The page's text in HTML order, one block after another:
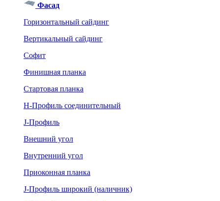
Фасад
Горизонтальный сайдинг
Вертикальный сайдинг
Софит
Финишная планка
Стартовая планка
Н-Профиль соединительный
J-Профиль
Внешний угол
Внутренний угол
Приоконная планка
J-Профиль широкий (наличник)